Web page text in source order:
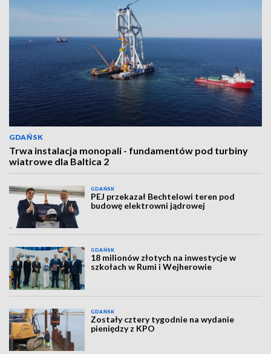
GDAŃSK
Trwa instalacja monopali - fundamentów pod turbiny
wiatrowe dla Baltica 2
GDAŃSK
PEJ przekazał Bechtelowi teren pod
budowę elektrowni jądrowej
GDAŃSK
18 milionów złotych na inwestycje w
szkołach w Rumi i Wejherowie
GDAŃSK
Zostały cztery tygodnie na wydanie
pieniędzy z KPO